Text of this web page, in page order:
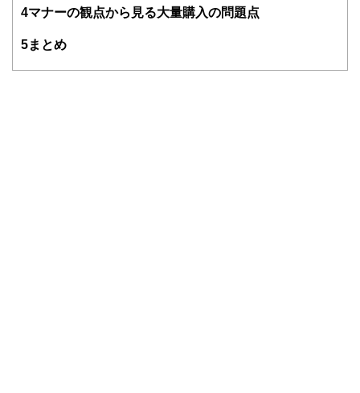
護士、税理士、宅地建物取引士、相続診断士、住宅ローンア
かしく感じられる年金や税金、相続、保険、ローンなどの話
4マナーの観点から見る大量購入の問題点
5まとめ